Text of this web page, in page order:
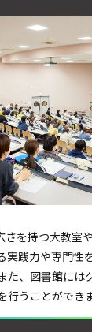
さを持つ大教室
実践力や専門性
た、図書館には
行うことができま